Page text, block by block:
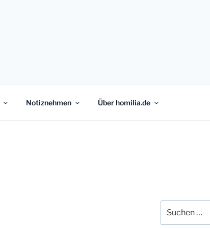
Notiznehmen Über homilia.de
nach: